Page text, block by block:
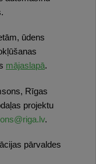
ūdens
mājaslapā.
Rīgas
projektu
.
pārvaldes